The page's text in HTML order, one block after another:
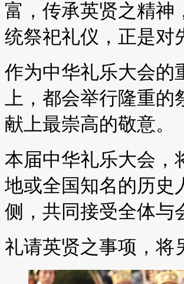
富，传承英贤之精神
统祭祀礼仪，正是对
作为中华礼乐大会的
上，都会举行隆重
献上最崇高的敬意。
本届中华礼乐大会，
地或全国知名的历史
侧，共同接受全体与
礼请英贤之事项，将